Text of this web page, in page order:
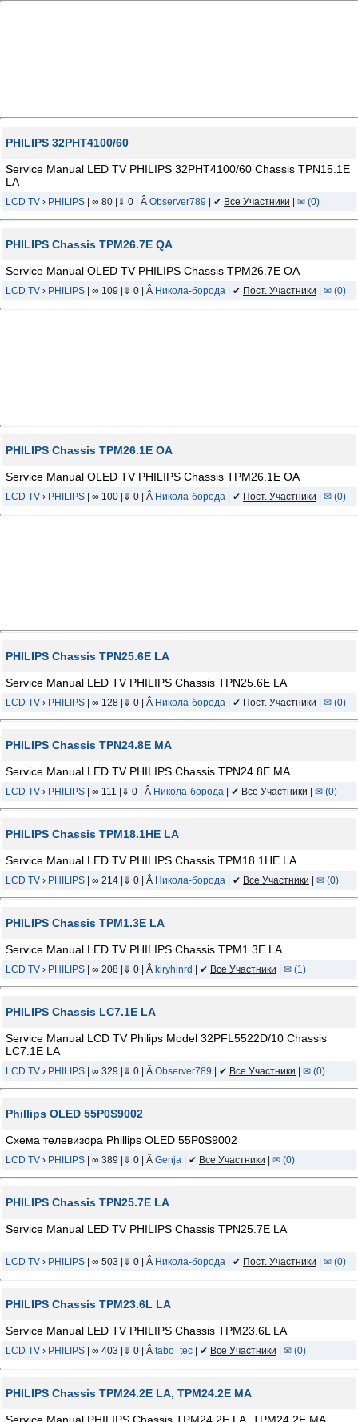
PHILIPS 32PHT4100/60
Service Manual LED TV PHILIPS 32PHT4100/60 Chassis TPN15.1E
LA
LCD TV › PHILIPS | ∞ 80 |⇓ 0 | Â Observer789 | ✔ Все Участники ✉ (0)
PHILIPS Chassis TPM26.7E QA
Service Manual OLED TV PHILIPS Chassis TPM26.7E OA
LCD TV › PHILIPS | ∞ 109 |⇓ 0 | Â Никола-борода | ✔ Пост. Участники ✉ (0)
PHILIPS Chassis TPM26.1E OA
Service Manual OLED TV PHILIPS Chassis TPM26.1E OA
LCD TV › PHILIPS | ∞ 100 |⇓ 0 | Â Никола-борода | ✔ Пост. Участники ✉ (0)
PHILIPS Chassis TPN25.6E LA
Service Manual LED TV PHILIPS Chassis TPN25.6E LA
LCD TV › PHILIPS | ∞ 128 |⇓ 0 | Â Никола-борода | ✔ Пост. Участники ✉ (0)
PHILIPS Chassis TPN24.8E MA
Service Manual LED TV PHILIPS Chassis TPN24.8E MA
LCD TV › PHILIPS | ∞ 111 |⇓ 0 | Â Никола-борода | ✔ Все Участники ✉ (0)
PHILIPS Chassis TPM18.1HE LA
Service Manual LED TV PHILIPS Chassis TPM18.1HE LA
LCD TV › PHILIPS | ∞ 214 |⇓ 0 | Â Никола-борода | ✔ Все Участники ✉ (0)
PHILIPS Chassis TPM1.3E LA
Service Manual LED TV PHILIPS Chassis TPM1.3E LA
LCD TV › PHILIPS | ∞ 208 |⇓ 0 | Â kiryhinrd | ✔ Все Участники ✉ (1)
PHILIPS Chassis LC7.1E LA
Service Manual LCD TV Philips Model 32PFL5522D/10 Chassis
LC7.1E LA
LCD TV › PHILIPS | ∞ 329 |⇓ 0 | Â Observer789 | ✔ Все Участники ✉ (0)
Phillips OLED 55P0S9002
Схема телевизора Phillips OLED 55P0S9002
LCD TV › PHILIPS | ∞ 389 |⇓ 0 | Â Genja | ✔ Все Участники ✉ (0)
PHILIPS Chassis TPN25.7E LA
Service Manual LED TV PHILIPS Chassis TPN25.7E LA
LCD TV › PHILIPS | ∞ 503 |⇓ 0 | Â Никола-борода | ✔ Пост. Участники ✉ (0)
PHILIPS Chassis TPM23.6L LA
Service Manual LED TV PHILIPS Chassis TPM23.6L LA
LCD TV › PHILIPS | ∞ 403 |⇓ 0 | Â tabo_tec | ✔ Все Участники ✉ (0)
PHILIPS Chassis TPM24.2E LA, TPM24.2E MA